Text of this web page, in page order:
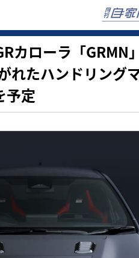
カローラ「GRMN
れたハンドリング
予定